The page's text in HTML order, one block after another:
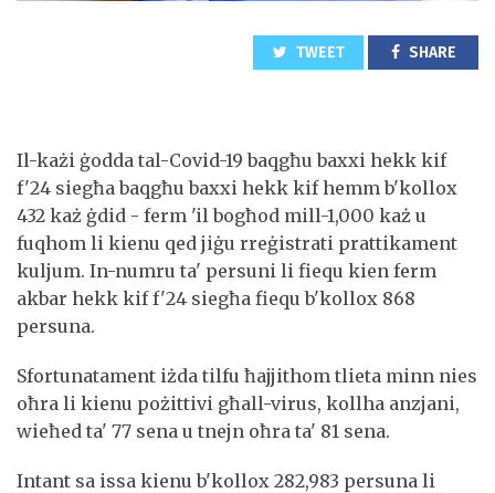
TWEET SHARE
Il-każi ġodda tal-Covid-19 baqgħu baxxi hekk kif
f'24 siegħa baqgħu baxxi hekk kif hemm b'kollox
432 każ ġdid - ferm 'il bogħod mill-1,000 każ u
fuqhom li kienu qed jiġu rreġistrati prattikament
kuljum. In-numru ta' persuni li fiequ kien ferm
akbar hekk kif f'24 siegħa fiequ b'kollox 868
persuna.
Sfortunatament iżda tilfu ħajjithom tlieta minn nies
oħra li kienu pożittivi għall-virus, kollha anzjani,
wieħed ta' 77 sena u tnejn oħra ta' 81 sena.
Intant sa issa kienu b'kollox 282,983 persuna li